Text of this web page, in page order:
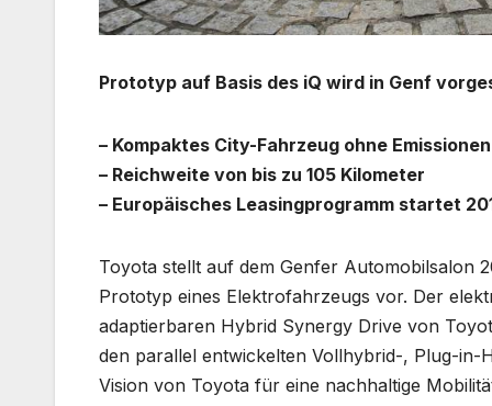
Prototyp auf Basis des iQ wird in Genf
– Kompaktes City-Fahrzeug ohne Emissionen
– Reichweite von bis zu 105 Kilometer
– Europäisches Leasingprogramm startet
Toyota stellt auf dem Genfer Automobilsalon
Prototyp eines Elektrofahrzeugs vor. Der
adaptierbaren Hybrid Synergy Drive von
den parallel entwickelten Vollhybrid-, Plug-
Vision von Toyota für eine nachhaltige